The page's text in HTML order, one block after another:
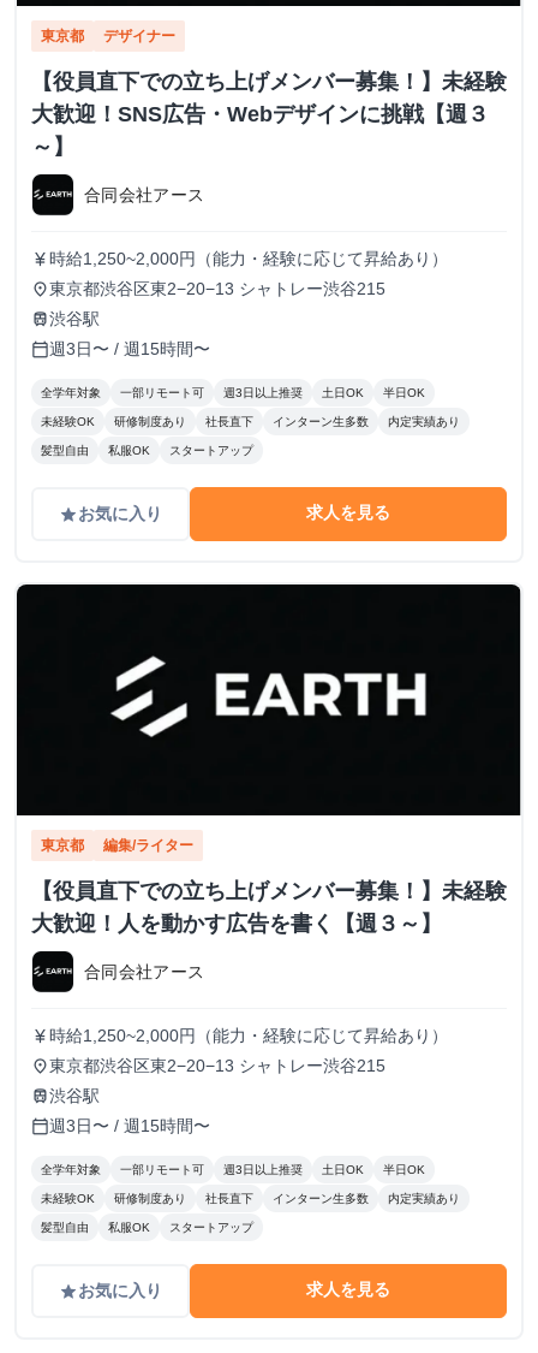
東京都 デザイナー
【役員直下での立ち上げメンバー募集！】未経験
大歓迎！SNS広告・Webデザインに挑戦【週３
～】
合同会社アース
currency_yen 時給1,250~2,000円（能力・経験に応じて昇給あり）
place東京都渋谷区東2−20−13 シャトレー渋谷215
train渋谷駅
calendar_today週3日〜 / 週15時間〜
全学年対象 一部リモート可 週3日以上推奨 土日OK 半日OK
未経験OK 研修制度あり 社長直下 インターン生多数 内定実績あり
髪型自由 私服OK スタートアップ
gradeお気に入り 求人を見る
東京都 編集/ライター
【役員直下での立ち上げメンバー募集！】未経験
大歓迎！人を動かす広告を書く【週３～】
合同会社アース
currency_yen 時給1,250~2,000円（能力・経験に応じて昇給あり）
place東京都渋谷区東2−20−13 シャトレー渋谷215
train渋谷駅
calendar_today週3日〜 / 週15時間〜
全学年対象 一部リモート可 週3日以上推奨 土日OK 半日OK
未経験OK 研修制度あり 社長直下 インターン生多数 内定実績あり
髪型自由 私服OK スタートアップ
gradeお気に入り 求人を見る